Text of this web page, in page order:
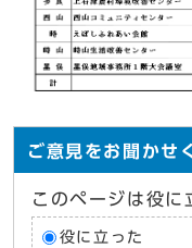
ご意見をお聞かせ
このページは役に
役に立った